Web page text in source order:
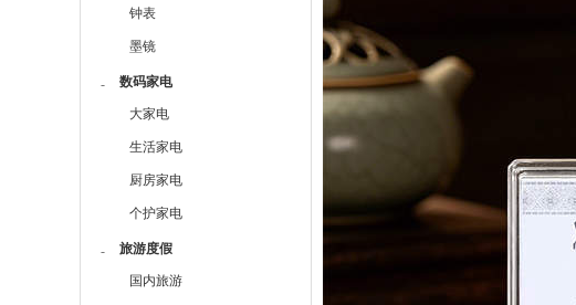
钟表
墨镜
- 数码家电
大家电
生活家电
厨房家电
个护家电
- 旅游度假
国内旅游